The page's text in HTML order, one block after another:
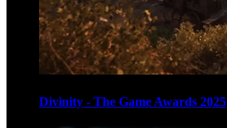
Divinity - The Game Awards 2025